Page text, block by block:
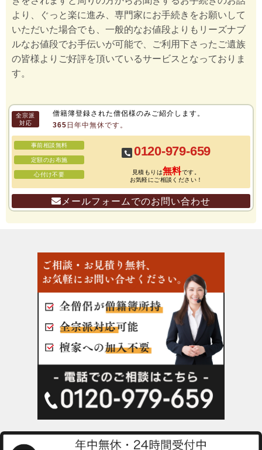
より、ぐっと楽に進み、専門家にお手続きをお願いして
いただいた場合でも、一般的なお値段よりもリーズナブ
ルなお値段でお手伝いが可能で、ご利用下さったご遺族
の皆様よりご好評を頂いているサービスとなっておりま
す。
全宗派
対応
僧籍簿登録された僧侶様のみご紹介します。
365日年中無休です。
事前相談無料
定額のお布施
心付け不要
0120-979-659
見積もりは無料です。
お気軽にご相談ください！
メールフォームでのお問い合わせ